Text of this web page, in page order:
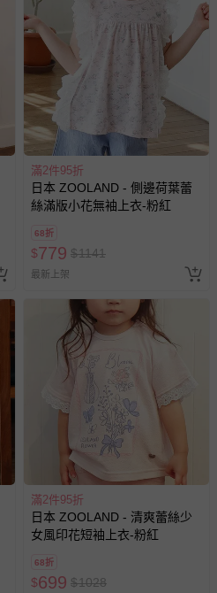
訂購與資訊、購物流程、付款方
、退貨及商品運送方式等有疑
中心
。
代購，遇缺貨即會通知媽咪並協
錯誤原因，導致無法安排出貨，
單取消事宜，並將提供適當補
滿2件95折
日本 ZOOLAND - 側邊荷葉蕾
絲滿版小花無袖上衣-粉紅
68折
$779 $1141
最新上架
滿2件95折
日本 ZOOLAND - 清爽蕾絲少
女風印花短袖上衣-粉紅
68折
$699 $1028